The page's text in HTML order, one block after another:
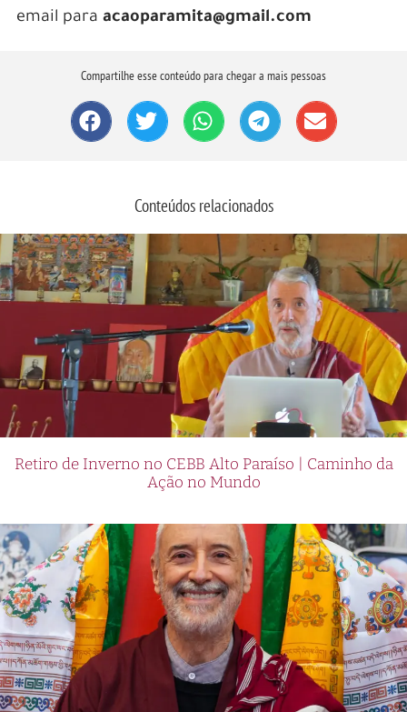
email para acaoparamita@gmail.com
Compartilhe esse conteúdo para chegar a mais pessoas
Conteúdos relacionados
Retiro de Inverno no CEBB Alto Paraíso | Caminho da
Ação no Mundo